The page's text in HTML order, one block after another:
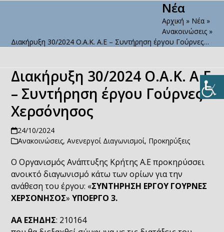
menu
menu
Νέα
Αρχική » Νέα»
Ανακοινώσεις»
Διακήρυξη 30/2024 Ο.Α.Κ. Α.Ε – Συντήρηση έργου Γούρνες…
Διακήρυξη 30/2024 Ο.Α.Κ. Α.Ε
– Συντήρηση έργου Γούρνες
Χερσόνησος
24/10/2024
Ανακοινώσεις,Ανενεργοί Διαγωνισμοί, Προκηρύξεις
Ο Οργανισμός Ανάπτυξης Κρήτης Α.Ε προκηρύσσει
ανοικτό διαγωνισμό κάτω των ορίων για την
ανάθεση του έργου: «ΣΥΝΤΗΡΗΣΗ ΕΡΓΟΥ ΓΟΥΡΝΕΣ
ΧΕΡΣΟΝΗΣΟΣ»ΥΠΟΕΡΓΟ 3.
ΑΑ ΕΣΗΔΗΣ: 210164